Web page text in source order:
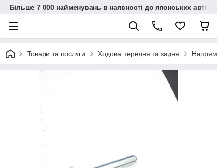
Більше 7 000 найменувань в наявності до японських
Товари та послуги Ходова передня та задня